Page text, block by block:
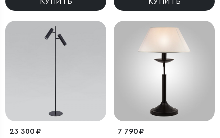
23 300 ₽ 7 790 ₽